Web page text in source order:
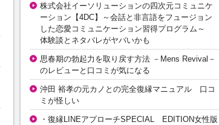
株式会社イーソリューションの四次元コミュニケ
ーション【4DC】～会話と非言語をフュージョン
した恋愛コミュニケーション習得プログラム～
体験談とネタバレがヤバいかも
思春期の勃起力を取り戻す方法 －Mens Revival－
のレビューと口コミが気になる
沖田 裕孝の元カノとの完全復縁マニュアル 口コ
ミが怪しい
・復縁LINEアプローチSPECIAL EDITION女性版